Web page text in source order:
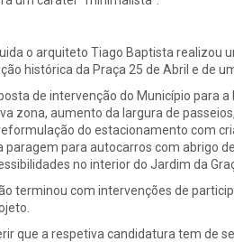
o arquiteto Tiago Baptista realizou
histórica da Praça 25 de Abril e de
de intervenção do Município para
zona, aumento da largura de
do estacionamento com
paragem para autocarros com abrigo
no interior do Jardim da
terminou com intervenções de
que a respetiva candidatura tem de